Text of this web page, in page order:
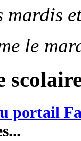
mardis
le
portail